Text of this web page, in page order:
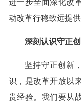
进一步全面深化改
动改革行稳致远提供
深刻认识守正
坚持守正创新
识，是改革开放以
贵经验。我们要从